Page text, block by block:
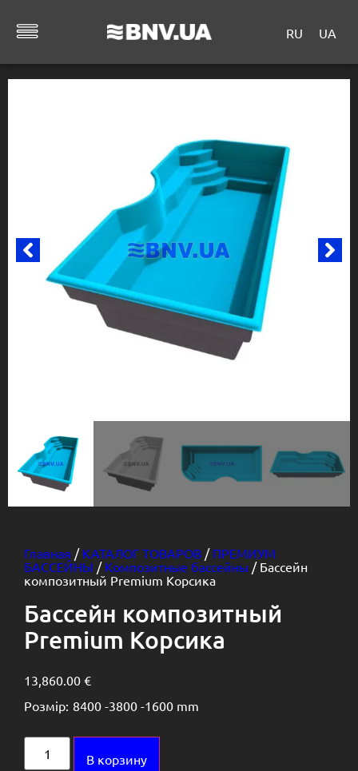
RU UA
Главная / КАТАЛОГ ТОВАРОВ / ПРЕМИУМ
БАССЕЙНЫ / Композитные бассейны / Бассейн
композитный Premium Корсика
Бассейн композитный
Premium Корсика
13,860.00 €
Розмір: 8400 -3800 -1600 mm
В корзину